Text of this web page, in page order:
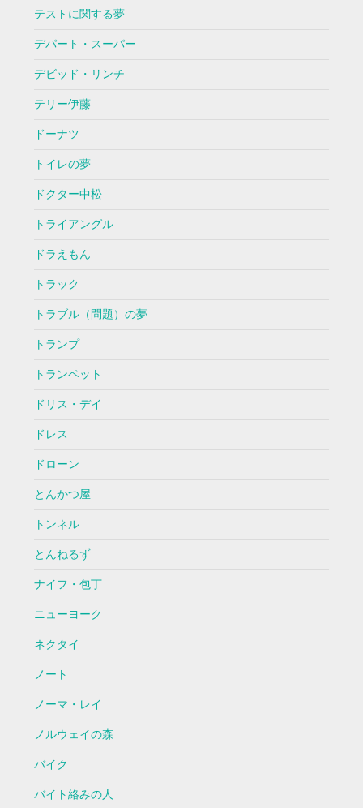
テストに関する夢
デパート・スーパー
デビッド・リンチ
テリー伊藤
ドーナツ
トイレの夢
ドクター中松
トライアングル
ドラえもん
トラック
トラブル（問題）の夢
トランプ
トランペット
ドリス・デイ
ドレス
ドローン
とんかつ屋
トンネル
とんねるず
ナイフ・包丁
ニューヨーク
ネクタイ
ノート
ノーマ・レイ
ノルウェイの森
バイク
バイト絡みの人